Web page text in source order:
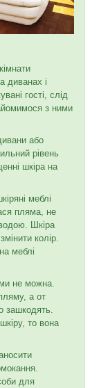
диванах і
гості, слід
з ними
або
рівень
шкіра на
меблі
пляма, не
Шкіра
колір.
меблі
не можна.
а от
зашкодять.
то вона
для